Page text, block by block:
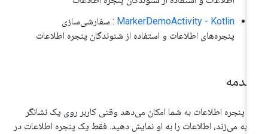
MarkerDemoActivity - Kotlin: سفارشی‌سازی
پنجره‌های اطلاعات و استفاده از شنوندگان پنجره اطلاعات
پنجره اطلاعات به شما امکان می‌دهد وقتی کاربر روی یک نشانگر
می‌زند، اطلاعات را به او نمایش دهید. فقط یک پنجره اطلاعات در